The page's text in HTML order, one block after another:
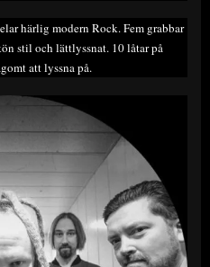
härlig modern Rock. Fem grabbar
stil och lättlyssnat. 10 låtar på
att lyssna på.